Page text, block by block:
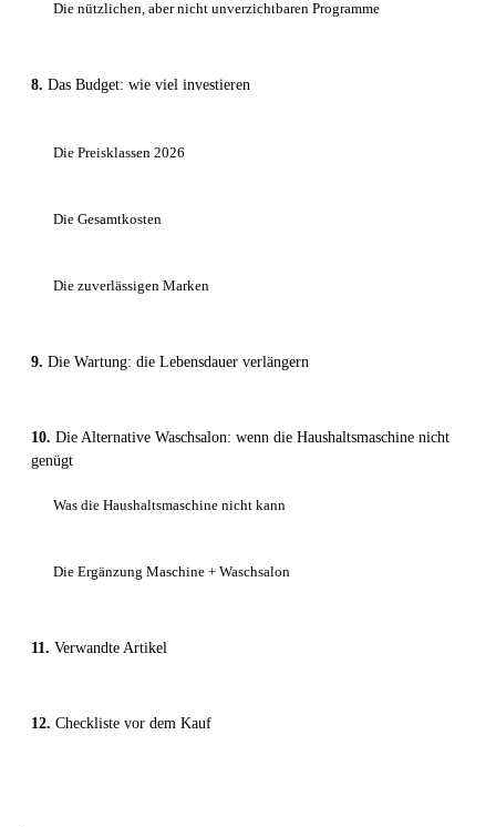
Die nützlichen, aber nicht unverzichtbaren Programme
Das Budget: wie viel investieren
Die Preisklassen 2026
Die Gesamtkosten
Die zuverlässigen Marken
Die Wartung: die Lebensdauer verlängern
Die Alternative Waschsalon: wenn die Haushaltsmaschine nicht
genügt
Was die Haushaltsmaschine nicht kann
Die Ergänzung Maschine + Waschsalon
Verwandte Artikel
Checkliste vor dem Kauf